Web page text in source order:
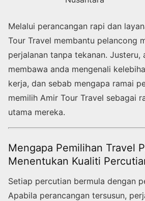
Melalui perancangan rapi dan
Tour Travel membantu pelancong
perjalanan tanpa tekanan. Justeru,
membawa anda mengenali
kerja, dan sebab mengapa ramai
memilih Amir Tour Travel sebagai
utama mereka.
Mengapa Pemilihan Travel
Menentukan Kualiti
Setiap percutian bermula dengan
Apabila perancangan tersusun,